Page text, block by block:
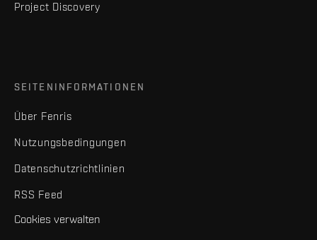
Project Discovery
SEITENINFORMATIONEN
Über Fenris
Nutzungsbedingungen
Datenschutzrichtlinien
RSS Feed
Cookies verwalten